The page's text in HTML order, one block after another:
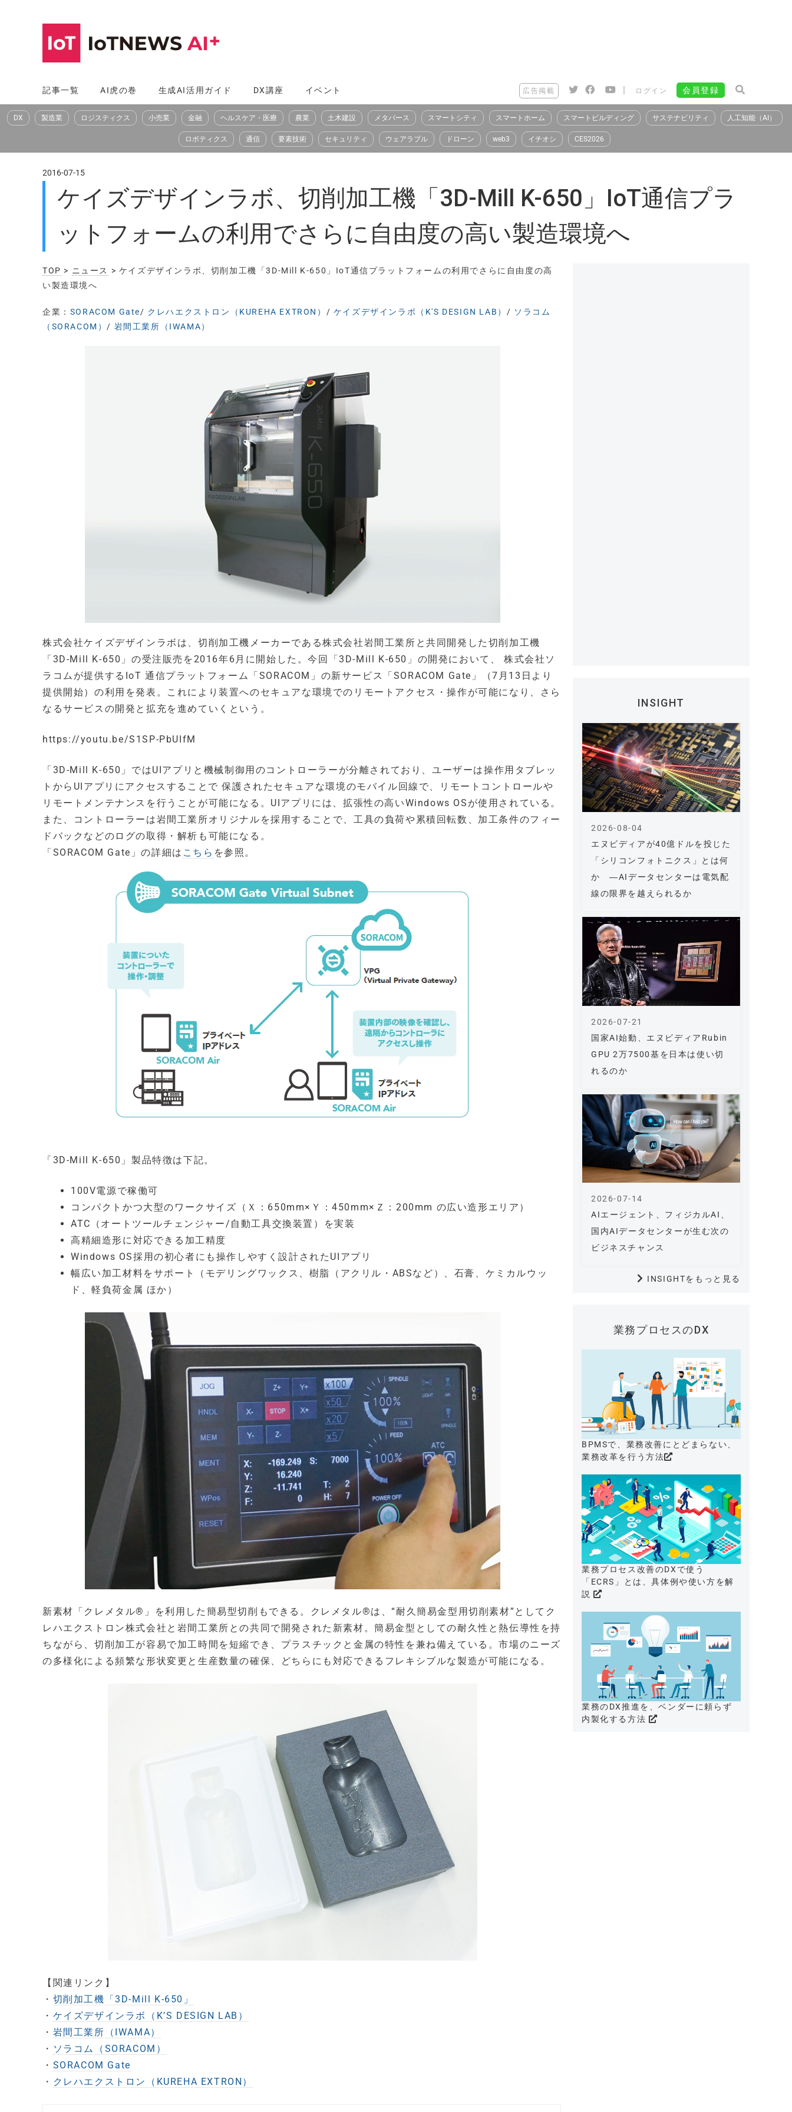
へ
ス
記事一覧 AI虎の巻 生成AI活用ガイド DX講座 イベント 広告掲載 | ログイン 会員登録
DX 製造業 ロジスティクス 小売業 金融 ヘルスケア・医療 農業 土木建設 メタバース スマートシティ スマートホーム スマートビルディング サステナビリティ 人工知能（AI）
ロボティクス 通信 要素技術 セキュリティ ウェアラブル ドローン web3 イチオシ CES2026
2016-07-15
ケイズデザインラボ、切削加工機「3D-Mill K-650」IoT通信プラ
ットフォームの利用でさらに自由度の高い製造環境へ
TOP > ニュース
> ケイズデザインラボ、切削加工機「3D-Mill K-650」IoT通信プラットフォームの利用でさらに自由度の高
い製造環境へ
企業： SORACOM Gate/ クレハエクストロン（KUREHA EXTRON） / ケイズデザインラボ（K'S DESIGN LAB） / ソラコム
（SORACOM） / 岩間工業所（IWAMA）
株式会社ケイズデザインラボは、切削加工機メーカーである株式会社岩間工業所と共同開発した切削加工機
「3D-Mill K-650」の受注販売を2016年6月に開始した。今回「3D-Mill K-650」の開発において、 株式会社ソ
ラコムが提供するIoT 通信プラットフォーム「SORACOM」の新サービス「SORACOM Gate」（7月13日より
提供開始）の利用を発表。これにより装置へのセキュアな環境でのリモートアクセス・操作が可能になり、さら
なるサービスの開発と拡充を進めていくという。
https://youtu.be/S1SP-PbUIfM
「3D-Mill K-650」ではUIアプリと機械制御用のコントローラーが分離されており、ユーザーは操作用タブレッ
トからUIアプリにアクセスすることで 保護されたセキュアな環境のモバイル回線で、リモートコントロールや
リモートメンテナンスを行うことが可能になる。UIアプリには、拡張性の高いWindows OSが使用されている。
また、コントローラーは岩間工業所オリジナルを採用することで、工具の負荷や累積回転数、加工条件のフィー
ドバックなどのログの取得・解析も可能になる。
「SORACOM Gate」の詳細は こちら を参照。
「3D-Mill K-650」製品特徴は下記。
​100V電源で稼働可
コンパクトかつ大型のワークサイズ（Ｘ：650mm×Ｙ：450mm×Ｚ：200mm の広い造形エリア）
ATC（オートツールチェンジャー/自動工具交換装置）を実装
高精細造形に対応できる加工精度
Windows OS採用の初心者にも操作しやすく設計されたUIアプリ
幅広い加工材料をサポート（モデリングワックス、樹脂（アクリル・ABSなど）、石膏、ケミカルウッ
ド、軽負荷金属 ほか）
新素材「クレメタル®」を利用した簡易型切削もできる。クレメタル®は、“耐久簡易金型用切削素材”としてク
レハエクストロン株式会社と岩間工業所との共同で開発された新素材。簡易金型としての耐久性と熱伝導性を持
ちながら、切削加工が容易で加工時間を短縮でき、プラスチックと金属の特性を兼ね備えている。市場のニーズ
の多様化による頻繁な形状変更と生産数量の確保、どちらにも対応できるフレキシブルな製造が可能になる。
【関連リンク】
・ 切削加工機「3D-Mill K-650」
・ ケイズデザインラボ（K’S DESIGN LAB）
・ 岩間工業所（IWAMA）
・ ソラコム（SORACOM）
・ SORACOM Gate
・ クレハエクストロン（KUREHA EXTRON）
INSIGHT
エヌビディアが40億ドルを投じた
「シリコンフォトニクス」とは何
か ―AIデータセンターは電気配
線の限界を越えられるか
2026-08-04
国家AI始動、エヌビディアRubin
GPU 2万7500基を日本は使い切
れるのか
2026-07-21
AIエージェント、フィジカルAI、
国内AIデータセンターが生む次の
ビジネスチャンス
2026-07-14
INSIGHTをもっと見る
業務プロセスのDX
BPMSで、業務改善にとどまらない、
業務改革を行う方法
業務プロセス改善のDXで使う
「ECRS」とは、具体例や使い方を解
説
業務のDX推進を、ベンダーに頼らず
内製化する方法